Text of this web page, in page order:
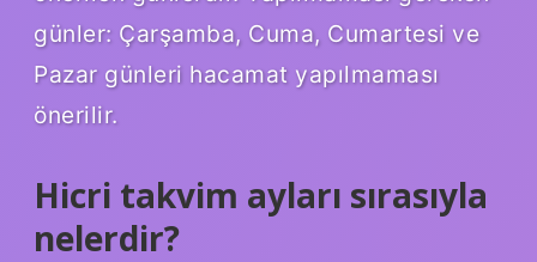
günler: Çarşamba, Cuma, Cumartesi ve
Pazar günleri hacamat yapılmaması
önerilir.
Hicri takvim ayları sırasıyla
nelerdir?